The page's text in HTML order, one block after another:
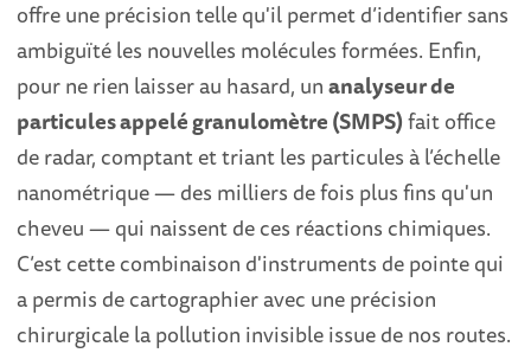
offre une précision telle qu'il permet d’identifier sans
ambiguïté les nouvelles molécules formées. Enfin,
pour ne rien laisser au hasard, unanalyseur de
particules appelé granulomètre (SMPS)fait office
de radar, comptant et triant les particules à l’échelle
nanométrique — des milliers de fois plus fins qu'un
cheveu — qui naissent de ces réactions chimiques.
C’est cette combinaison d'instruments de pointe qui
a permis de cartographier avec une précision
chirurgicale la pollution invisible issue de nos routes.